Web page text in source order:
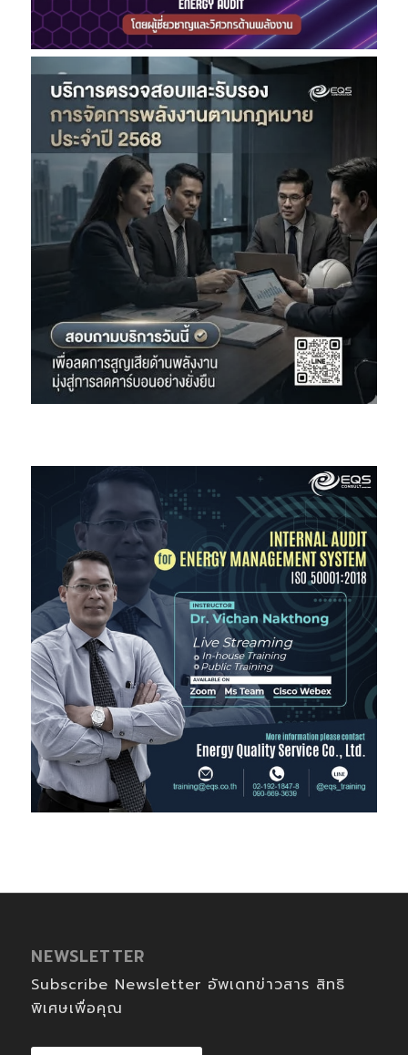
NEWSLETTER
Subscribe Newsletter อัพเดทข่าวสาร สิทธิ
พิเศษเพื่อคุณ